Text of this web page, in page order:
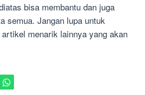
bisa membantu dan juga
semua. Jangan lupa untuk
menarik lainnya yang akan